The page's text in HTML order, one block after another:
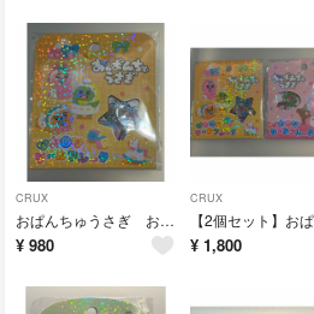
CRUX
おぱんちゅうさぎ おはじきシールフレーク イエロー
¥ 980
CRUX
¥ 1,800